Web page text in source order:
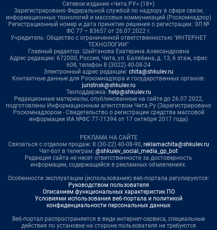
Сетевое издание «Чита.РУ» (18+)
Зарегистрировано Федеральной службой по надзору в сфере связи,
информационных технологий и массовых коммуникаций (Роскомнадзор)
Регистрационный номер и дата принятия решения о регистрации: ЭЛ №
ФС 77 – 83657 от 26.07.2022 г.
Учредитель: Общество с ограниченной ответственностью "ИНТЕРНЕТ
ТЕХНОЛОГИИ"
Главный редактор: Шайтанова Екатерина Александровна
Адрес редакции: 672000, Россия, Чита, ул. Балябина, д. 13, 6 этаж, офис
608, телефон 8 (3022) 40-08-24
Электронный адрес редакции: chita@shkulev.ru
Контактные данные для Роскомнадзора и государственных органов:
juristnsk@shkulev.ru
Техподдержка: help@shkulev.ru
Редакционные материалы, опубликованные на сайте до 26.07.2022,
подготовлены Информационным агентством Чита.Ру (Зарегистрировано
Роскомнадзором - Свидетельство о регистрации средства массовой
информации ИА №ФС 77-71394 от 17 октября 2017 года)
РЕКЛАМА НА САЙТЕ
Связаться с отделом продаж: 8 (30-22) 40-08-90, reklamachita@shkulev.ru
Чат-бот в телеграм: @shkulev_social_media_gp_bot
Редакция сайта не несет ответственности за достоверность
информации, содержащейся в рекламных объявлениях.
Особенности эксплуатации (использования) веб-портала регулируются:
Руководством пользователя
Описанием функциональных характеристик ПО
Условиями использования веб-портала и политикой
конфиденциальности персональных данных
Веб-портал распространяется в виде интернет-сервиса, специальные
действия по установке на стороне пользователя не требуются